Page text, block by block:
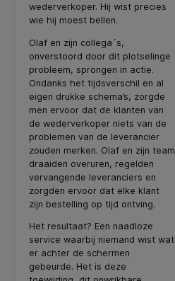
wederverkoper. Hij wist precies
wie hij moest bellen.
Olaf en zijn collega´s,
onverstoord door dit plotselinge
probleem, sprongen in actie.
Ondanks het tijdsverschil en al
eigen drukke schema’s, zorgde
men ervoor dat de klanten van
de wederverkoper niets van de
problemen van de leverancier
zouden merken. Olaf en zijn team
draaiden overuren, regelden
vervangende leveranciers en
zorgden ervoor dat elke klant
zijn bestelling op tijd ontving.
Het resultaat? Een naadloze
service waarbij niemand wist wat
er achter de schermen
gebeurde. Het is deze